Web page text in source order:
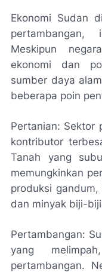
Ekonomi Sudan
pertambangan,
Meskipun
ekonomi dan
sumber daya
beberapa poin
Pertanian: Sektor
kontributor
Tanah yang
memungkinkan
produksi
dan minyak biji-
Pertambangan:
yang
pertambangan.